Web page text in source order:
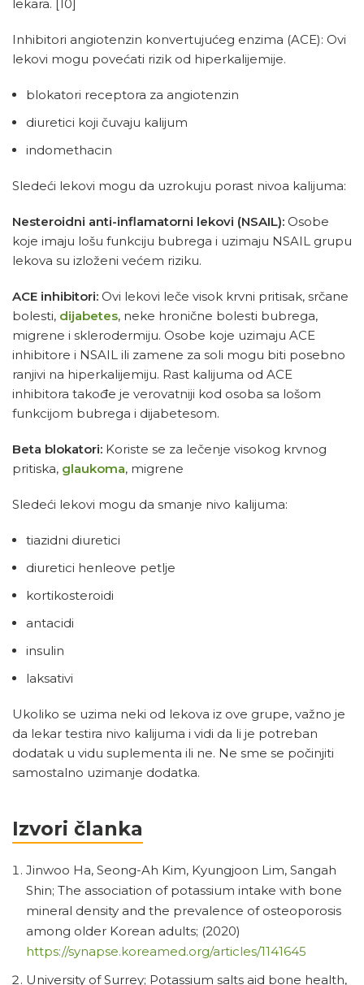
lekara. [10]
Inhibitori angiotenzin konvertujućeg enzima (ACE): Ovi
lekovi mogu povećati rizik od hiperkalijemije.
blokatori receptora za angiotenzin
diuretici koji čuvaju kalijum
indomethacin
Sledeći lekovi mogu da uzrokuju porast nivoa kalijuma:
Nesteroidni anti-inflamatorni lekovi (NSAIL): Osobe
koje imaju lošu funkciju bubrega i uzimaju NSAIL grupu
lekova su izloženi većem riziku.
ACE inhibitori: Ovi lekovi leče visok krvni pritisak, srčane
bolesti, dijabetes, neke hronične bolesti bubrega,
migrene i sklerodermiju. Osobe koje uzimaju ACE
inhibitore i NSAIL ili zamene za soli mogu biti posebno
ranjivi na hiperkalijemiju. Rast kalijuma od ACE
inhibitora takođe je verovatniji kod osoba sa lošom
funkcijom bubrega i dijabetesom.
Beta blokatori: Koriste se za lečenje visokog krvnog
pritiska, glaukoma, migrene
Sledeći lekovi mogu da smanje nivo kalijuma:
tiazidni diuretici
diuretici henleove petlje
kortikosteroidi
antacidi
insulin
laksativi
Ukoliko se uzima neki od lekova iz ove grupe, važno je
da lekar testira nivo kalijuma i vidi da li je potreban
dodatak u vidu suplementa ili ne. Ne sme se počinjiti
samostalno uzimanje dodatka.
Izvori članka
Jinwoo Ha, Seong-Ah Kim, Kyungjoon Lim, Sangah
Shin; The association of potassium intake with bone
mineral density and the prevalence of osteoporosis
among older Korean adults; (2020)
https://synapse.koreamed.org/articles/1141645
University of Surrey; Potassium salts aid bone health,